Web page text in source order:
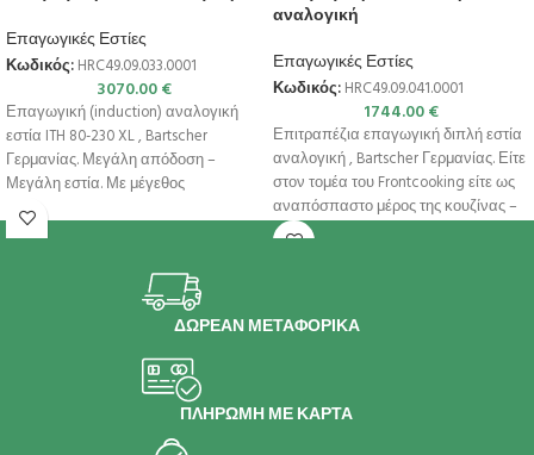
Επαγωγικές Εστίες
Κωδικός: HRC49.09.033.0001
3070.00€
Επαγωγική (induction) αναλογική
εστία ITH 80-230 XL , Bartscher
Γερμανίας. Μεγάλη απόδοση –
Μεγάλη εστία. Με μέγεθος
κατσαρόλας έως και
αναλογική
Επαγωγικές Εστίες
Κωδικός: HRC49.09.041.0001
1744.00€
Επιτραπέζια επαγωγική διπλή εστία
αναλογική , Bartscher Γερμανίας. Είτε
στον τομέα του Frontcooking είτε ως
αναπόσπαστο μέρος της κουζίνας –
η
ΔΩΡΕΑΝ ΜΕΤΑΦΟΡΙΚΑ
ΠΛΗΡΩΜΗ ΜΕ ΚΑΡΤΑ